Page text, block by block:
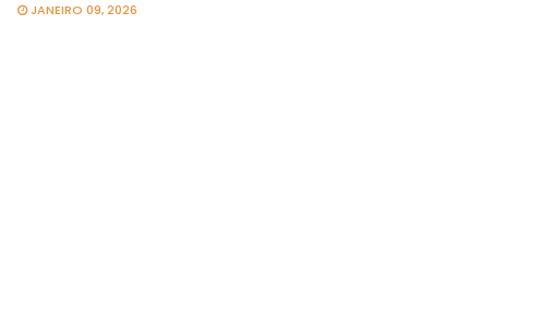
JANEIRO 09, 2026